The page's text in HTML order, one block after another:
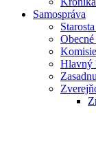
Samospráva
Hlavný